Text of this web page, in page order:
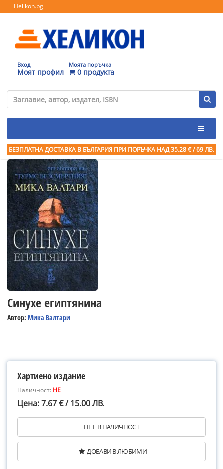
Helikon.bg
Вход
Моят профил
Моята поръчка
0 продукта
БЕЗПЛАТНА ДОСТАВКА В БЪЛГАРИЯ ПРИ ПОРЪЧКА НАД 35.28 € / 69 ЛВ.
Синухе египтянина
Автор: Мика Валтари
Хартиено издание
Наличност: НЕ
Цена: 7.67 € / 15.00 ЛВ.
НЕ Е В НАЛИЧНОСТ
ДОБАВИ В ЛЮБИМИ